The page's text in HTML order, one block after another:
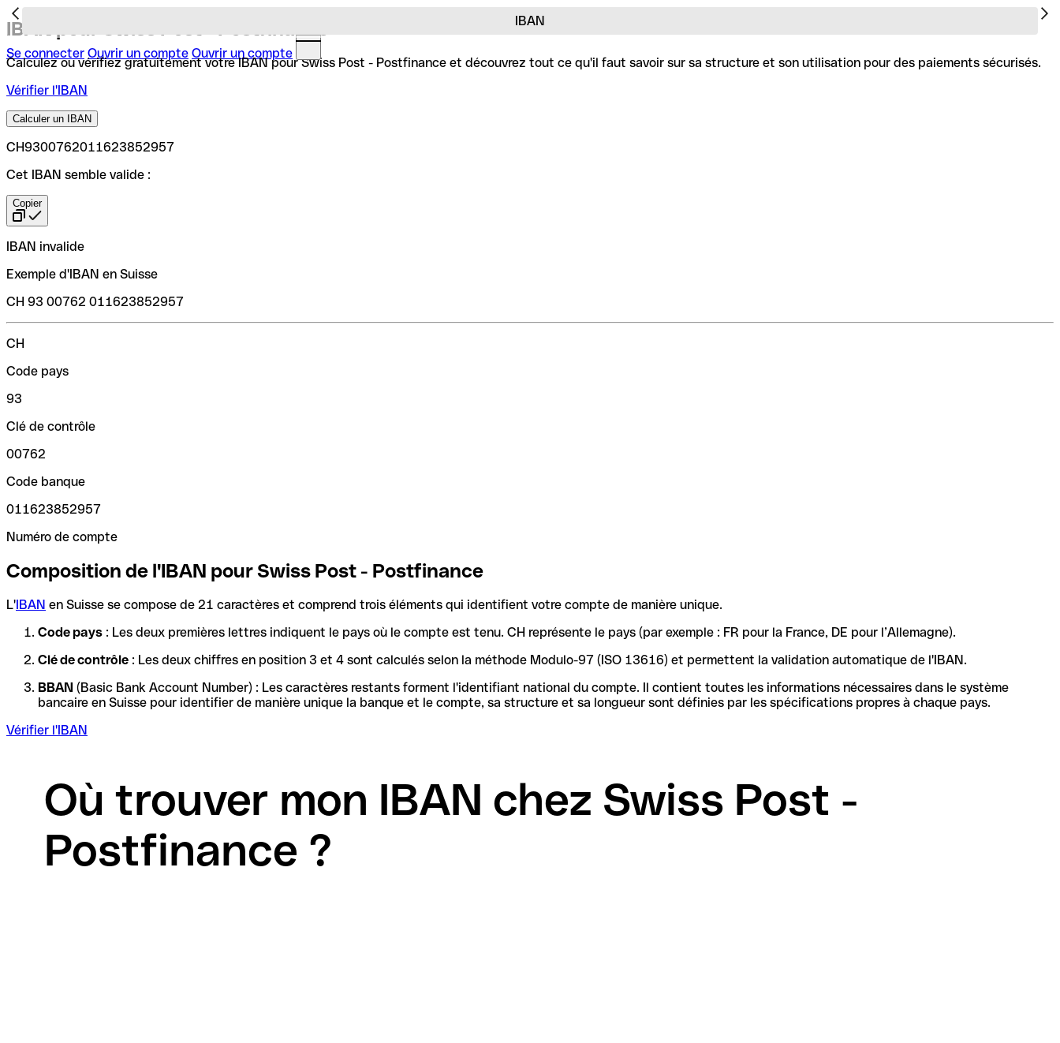
Se connecter Ouvrir un compte Ouvrir un compte
IBAN
IBAN pour Swiss Post - Postfinance
Calculez ou vérifiez gratuitement votre IBAN pour Swiss Post - Postfinance et découvrez tout ce qu'il faut savoir sur sa structure et son utilisation pour des paiements sécurisés.
Vérifier l'IBAN
Calculer un IBAN
CH9300762011623852957
Cet IBAN semble valide :
Copier
IBAN invalide
Exemple d'IBAN en Suisse
CH 93 00762 011623852957
CH
Code pays
93
Clé de contrôle
00762
Code banque
011623852957
Numéro de compte
Composition de l'IBAN pour Swiss Post - Postfinance
L'IBAN en Suisse se compose de 21 caractères et comprend trois éléments qui identifient votre compte de manière unique.
Code pays : Les deux premières lettres indiquent le pays où le compte est tenu. CH représente le pays (par exemple : FR pour la France, DE pour l’Allemagne).
Clé de contrôle : Les deux chiffres en position 3 et 4 sont calculés selon la méthode Modulo-97 (ISO 13616) et permettent la validation automatique de l'IBAN.
BBAN (Basic Bank Account Number) : Les caractères restants forment l'identifiant national du compte. Il contient toutes les informations nécessaires dans le système
bancaire en Suisse pour identifier de manière unique la banque et le compte, sa structure et sa longueur sont définies par les spécifications propres à chaque pays.
Vérifier l'IBAN
Où trouver mon IBAN chez Swiss Post -
Postfinance ?